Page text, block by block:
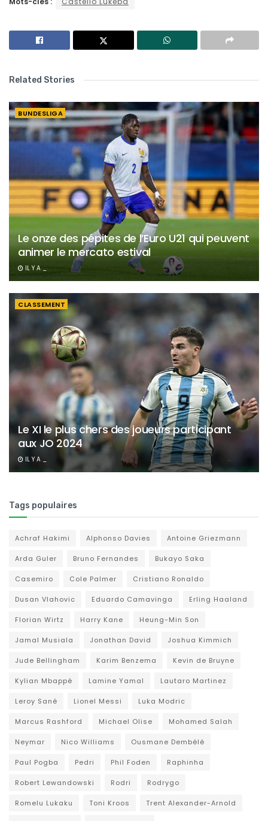
Related Stories
BUNDESLIGA
Le onze des pépites de l’Euro U21 qui peuvent
animer le mercato estival
IL Y A _
CLASSEMENT
Le XI le plus chers des joueurs participant
aux JO 2024
IL Y A _
Tags populaires
Achraf Hakimi Alphonso Davies Antoine Griezmann
Arda Guler Bruno Fernandes Bukayo Saka
Casemiro Cole Palmer Cristiano Ronaldo
Dusan Vlahovic Eduardo Camavinga Erling Haaland
Florian Wirtz Harry Kane Heung-Min Son
Jamal Musiala Jonathan David Joshua Kimmich
Jude Bellingham Karim Benzema Kevin de Bruyne
Kylian Mbappé Lamine Yamal Lautaro Martinez
Leroy Sané Lionel Messi Luka Modric
Marcus Rashford Michael Olise Mohamed Salah
Neymar Nico Williams Ousmane Dembélé
Paul Pogba Pedri Phil Foden Raphinha
Robert Lewandowski Rodri Rodrygo
Romelu Lukaku Toni Kroos Trent Alexander-Arnold